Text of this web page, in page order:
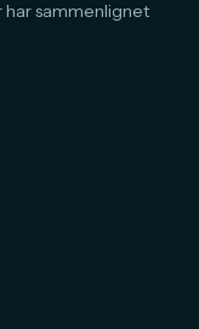
har sammenlignet